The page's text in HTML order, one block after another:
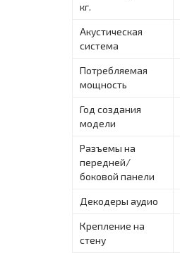
кг.
Акустическая
система
Потребляемая
мощность
Год создания
модели
Разъемы на
передней/
боковой панели
Декодеры аудио
Крепление на
стену